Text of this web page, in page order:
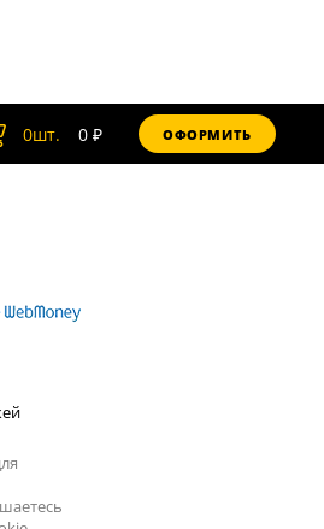
0шт. 0₽ ОФОРМИТЬ